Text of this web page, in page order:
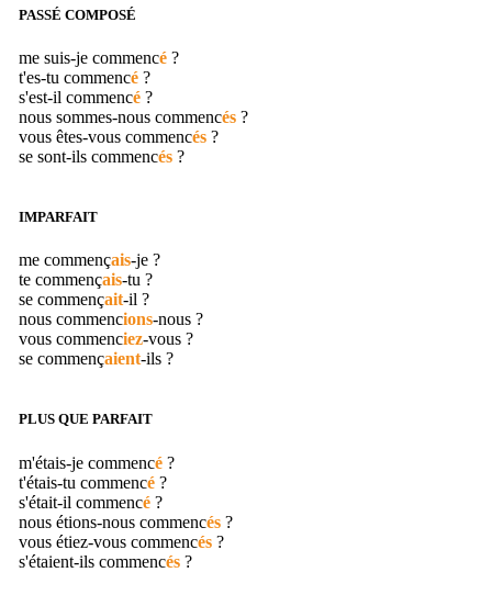
PASSÉ COMPOSÉ
me suis-je commencé ?
t'es-tu commencé ?
s'est-il commencé ?
nous sommes-nous commencés ?
vous êtes-vous commencés ?
se sont-ils commencés ?
IMPARFAIT
me commençais-je ?
te commençais-tu ?
se commençait-il ?
nous commencions-nous ?
vous commenciez-vous ?
se commençaient-ils ?
PLUS QUE PARFAIT
m'étais-je commencé ?
t'étais-tu commencé ?
s'était-il commencé ?
nous étions-nous commencés ?
vous étiez-vous commencés ?
s'étaient-ils commencés ?